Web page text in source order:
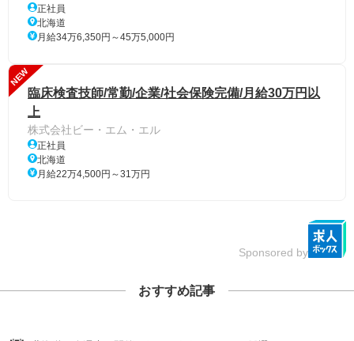
正社員
北海道
月給34万6,350円～45万5,000円
NEW
臨床検査技師/常勤/企業/社会保険完備/月給30万円以
上
株式会社ビー・エム・エル
正社員
北海道
月給22万4,500円～31万円
Sponsored by
おすすめ記事